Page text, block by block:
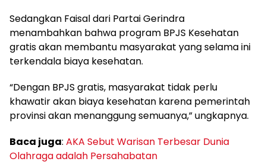
Sedangkan Faisal dari Partai Gerindra
menambahkan bahwa program BPJS Kesehatan
gratis akan membantu masyarakat yang selama ini
terkendala biaya kesehatan.
“Dengan BPJS gratis, masyarakat tidak perlu
khawatir akan biaya kesehatan karena pemerintah
provinsi akan menanggung semuanya,” ungkapnya.
Baca juga: AKA Sebut Warisan Terbesar Dunia
Olahraga adalah Persahabatan